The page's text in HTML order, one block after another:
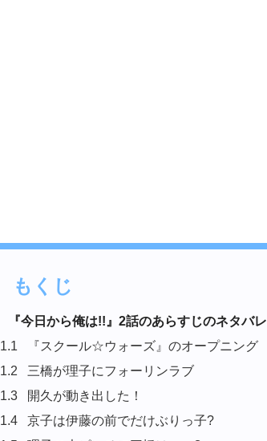
もくじ
『今日から俺は!!』2話のあらすじのネタバレ
1.1
『スクール☆ウォーズ』のオープニング
1.2
三橋が理子にフォーリンラブ
1.3
開久が動き出した！
1.4
京子は伊藤の前でだけぶりっ子?